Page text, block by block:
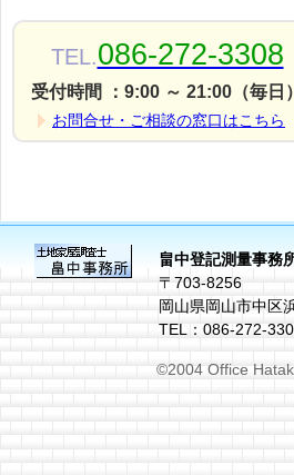
TEL.086-272-3308
受付時間 ：9:00 ～ 21:00（毎日）
お問合せ・ご相談の窓口はこちら
畠中登記測量事務
〒703-8256
岡山県岡山市中区
TEL：086-272-
©2004 Office